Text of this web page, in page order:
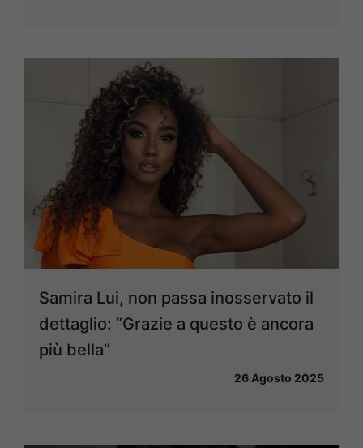
Samira Lui, non passa inosservato il
dettaglio: “Grazie a questo è ancora
più bella”
26 Agosto 2025